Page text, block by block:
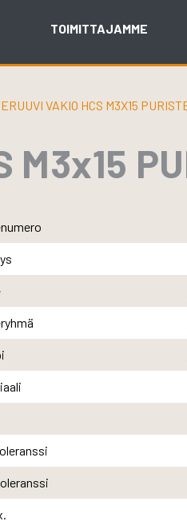
TOIMITTAJAMME
VAKIO HCS M3X15
M3x15